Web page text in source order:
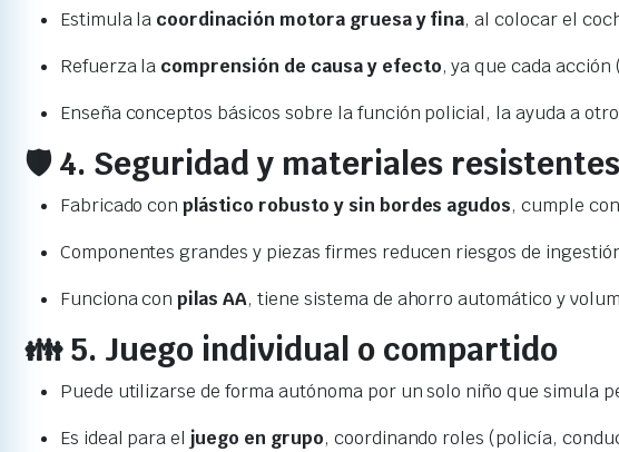
Estimula la coordinación motora gruesa y fina, al colocar el
Refuerza la comprensión de causa y efecto, ya que cada
Enseña conceptos básicos sobre la función policial, la ayuda a
🛡️ 4. Seguridad y materiales resistentes
Fabricado conplástico robusto y sin bordes agudos, cumple
Componentes grandes y piezas firmes reducen riesgos de
Funciona conpilas AA, tiene sistema de ahorro automático y
👪 5. Juego individual o compartido
Puede utilizarse de forma autónoma por un solo niño que simula
Es ideal para el juego en grupo, coordinando roles (policía,